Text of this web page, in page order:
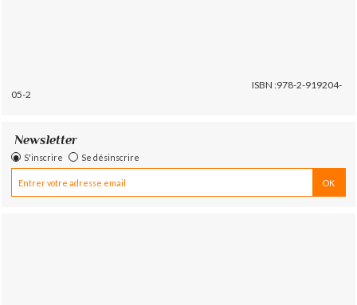
ISBN :978-2-919204-
05-2
Newsletter
S'inscrire Se désinscrire